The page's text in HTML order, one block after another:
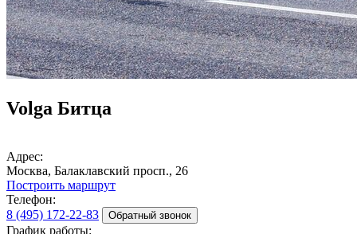
Volga Битца
Адрес:
Москва, Балаклавский просп., 26
Построить маршрут
Телефон:
8 (495) 172-22-83
Обратный звонок
График работы: